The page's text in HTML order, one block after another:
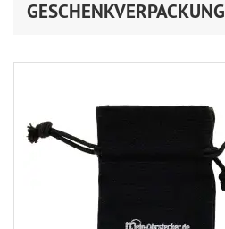
GESCHENKVERPACKUNG